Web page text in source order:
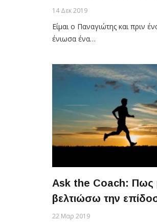
14 Δεκ 2019
Είμαι ο Παναγιώτης και πριν
ένιωσα ένα…
Ask the Coach:
βελτιώσω την
22 Μαρ 2019